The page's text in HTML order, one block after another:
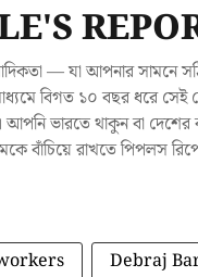
— যা আপনার
বিগত ১০ বছর ধরে সেই
ভারতে থাকুন বা দেশের
বাঁচিয়ে রাখতে পিপলস
Debraj